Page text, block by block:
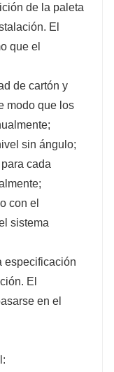
de la paleta
El
que el
de cartón y
modo que los
sin ángulo;
cada
con el
sistema
especificación
El
en el